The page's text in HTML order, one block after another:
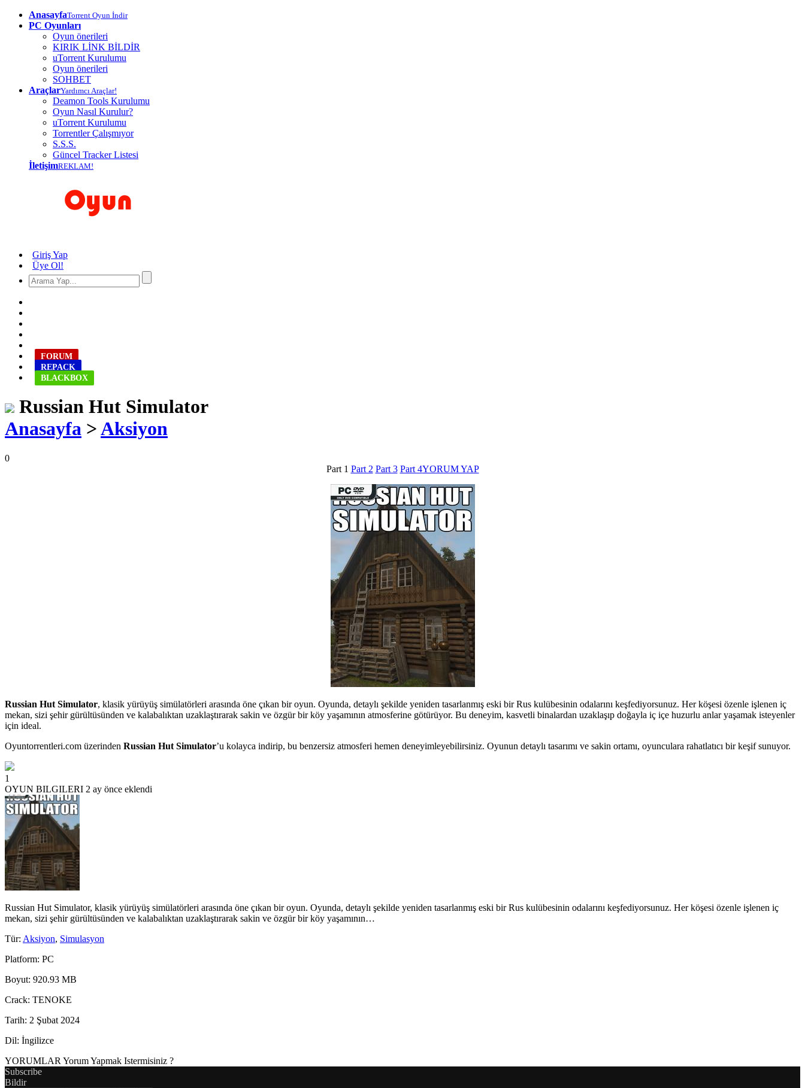
AnasayfaTorrent Oyun İndir
PC Oyunları
Oyun önerileri
KIRIK LİNK BİLDİR
uTorrent Kurulumu
Oyun önerileri
SOHBET
AraçlarYardımcı Araçlar!
Deamon Tools Kurulumu
Oyun Nasıl Kurulur?
uTorrent Kurulumu
Torrentler Çalışmıyor
S.S.S.
Güncel Tracker Listesi
İletişimREKLAM!
Giriş Yap
Üye Ol!
FORUM
REPACK
BLACKBOX
Russian Hut Simulator
Anasayfa >Aksiyon
0
Part 1 Part 2 Part 3 Part 4YORUM YAP
Russian Hut Simulator, klasik yürüyüş simülatörleri arasında öne çıkan bir oyun. Oyunda, detaylı şekilde yeniden tasarlanmış eski bir Rus kulübesinin odalarını keşfediyorsunuz. Her köşesi özenle işlenen iç
mekan, sizi şehir gürültüsünden ve kalabalıktan uzaklaştırarak sakin ve özgür bir köy yaşamının atmosferine götürüyor. Bu deneyim, kasvetli binalardan uzaklaşıp doğayla iç içe huzurlu anlar yaşamak isteyenler
için ideal.
Oyuntorrentleri.com üzerinden Russian Hut Simulator’u kolayca indirip, bu benzersiz atmosferi hemen deneyimleyebilirsiniz. Oyunun detaylı tasarımı ve sakin ortamı, oyunculara rahatlatıcı bir keşif sunuyor.
1
OYUN BILGILERI 2 ay önce eklendi
Russian Hut Simulator, klasik yürüyüş simülatörleri arasında öne çıkan bir oyun. Oyunda, detaylı şekilde yeniden tasarlanmış eski bir Rus kulübesinin odalarını keşfediyorsunuz. Her köşesi özenle işlenen iç
mekan, sizi şehir gürültüsünden ve kalabalıktan uzaklaştırarak sakin ve özgür bir köy yaşamının…
Tür: Aksiyon, Simulasyon
Platform: PC
Boyut: 920.93 MB
Crack: TENOKE
Tarih: 2 Şubat 2024
Dil: İngilizce
YORUMLAR Yorum Yapmak Istermisiniz ?
Subscribe
Bildir